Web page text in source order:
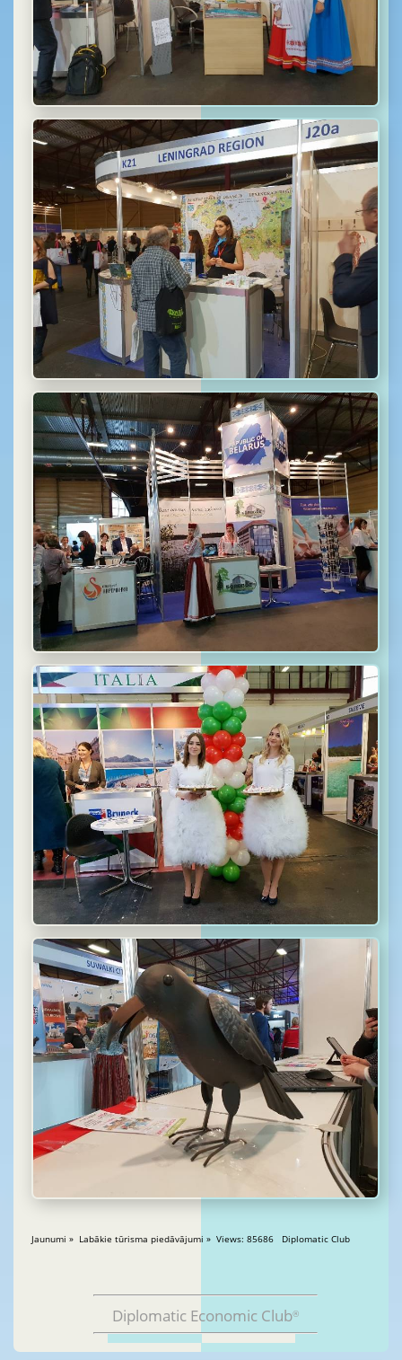
Jaunumi » Labākie tūrisma piedāvājumi » Views: 85686 Diplomatic Club
Diplomatic Economic Club®